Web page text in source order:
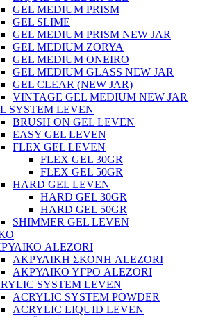
GEL MEDIUM PRISM
GEL SLIME
GEL MEDIUM PRISM NEW JAR
GEL MEDIUM ZORYA
GEL MEDIUM ONEIRO
GEL MEDIUM GLASS NEW JAR
GEL CLEAR (NEW JAR)
VINTAGE GEL MEDIUM NEW JAR
SYSTEM LEVEN
BRUSH ON GEL LEVEN
EASY GEL LEVEN
FLEX GEL LEVEN
FLEX GEL 30GR
FLEX GEL 50GR
HARD GEL LEVEN
HARD GEL 30GR
HARD GEL 50GR
SHIMMER GEL LEVEN
ALEZORI
ΑΚΡΥΛΙΚΗ ΣΚΟΝΗ ALEZORI
ΑΚΡΥΛΙΚΟ ΥΓΡΟ ALEZORI
SYSTEM LEVEN
ACRYLIC SYSTEM POWDER
ACRYLIC LIQUID LEVEN